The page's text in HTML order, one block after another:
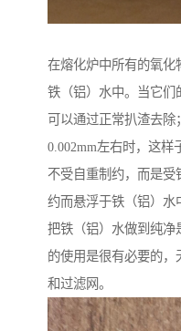
在熔化炉中所有的氧化
铁（铝）水中。当它们
可以通过正常扒渣去除
0.002mm左右时，这
不受自重制约，而是受
约而悬浮于铁（铝）水
把铁（铝）水做到纯净
的使用是很有必要的
和过滤网。